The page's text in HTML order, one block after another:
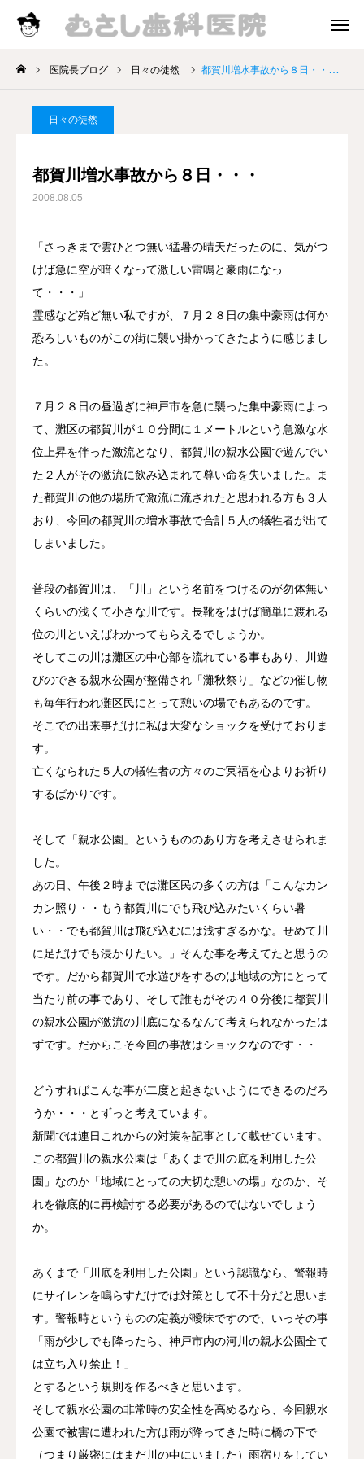
医院長ブログ 日々の徒然 都賀川増水事故から８日・・・
日々の徒然
都賀川増水事故から８日・・・
2008.08.05
「さっきまで雲ひとつ無い猛暑の晴天だったのに、気がつ
けば急に空が暗くなって激しい雷鳴と豪雨になっ
て・・・」
霊感など殆ど無い私ですが、７月２８日の集中豪雨は何か
恐ろしいものがこの街に襲い掛かってきたように感じまし
た。
７月２８日の昼過ぎに神戸市を急に襲った集中豪雨によっ
て、灘区の都賀川が１０分間に１メートルという急激な水
位上昇を伴った激流となり、都賀川の親水公園で遊んでい
た２人がその激流に飲み込まれて尊い命を失いました。ま
た都賀川の他の場所で激流に流されたと思われる方も３人
おり、今回の都賀川の増水事故で合計５人の犠牲者が出て
しまいました。
普段の都賀川は、「川」という名前をつけるのが勿体無い
くらいの浅くて小さな川です。長靴をはけば簡単に渡れる
位の川といえばわかってもらえるでしょうか。
そしてこの川は灘区の中心部を流れている事もあり、川遊
びのできる親水公園が整備され「灘秋祭り」などの催し物
も毎年行われ灘区民にとって憩いの場でもあるのです。
そこでの出来事だけに私は大変なショックを受けておりま
す。
亡くなられた５人の犠牲者の方々のご冥福を心よりお祈り
するばかりです。
そして「親水公園」というもののあり方を考えさせられま
した。
あの日、午後２時までは灘区民の多くの方は「こんなカン
カン照り・・もう都賀川にでも飛び込みたいくらい暑
い・・でも都賀川は飛び込むには浅すぎるかな。せめて川
に足だけでも浸かりたい。」そんな事を考えてたと思うの
です。だから都賀川で水遊びをするのは地域の方にとって
当たり前の事であり、そして誰もがその４０分後に都賀川
の親水公園が激流の川底になるなんて考えられなかったは
ずです。だからこそ今回の事故はショックなのです・・
どうすればこんな事が二度と起きないようにできるのだろ
うか・・・とずっと考えています。
新聞では連日これからの対策を記事として載せています。
この都賀川の親水公園は「あくまで川の底を利用した公
園」なのか「地域にとっての大切な憩いの場」なのか、そ
れを徹底的に再検討する必要があるのではないでしょう
か。
あくまで「川底を利用した公園」という認識なら、警報時
にサイレンを鳴らすだけでは対策として不十分だと思いま
す。警報時というものの定義が曖昧ですので、いっその事
「雨が少しでも降ったら、神戸市内の河川の親水公園全て
は立ち入り禁止！」
とするという規則を作るべきと思います。
そして親水公園の非常時の安全性を高めるなら、今回親水
公園で被害に遭われた方は雨が降ってきた時に橋の下で
（つまり厳密にはまだ川の中にいました）雨宿りをしてい
診療時間 アクセス
院長挨拶
お知らせ